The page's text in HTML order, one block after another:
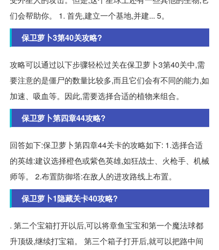
们会帮助你。 1. 首先,建立一个基地,并建... 5。
保卫萝卜3第40关攻略?
攻略可以通过以下步骤轻松过关在保卫萝卜3第40关中,需
要注意的是僵尸的数量比较多,而且它们会有不同的能力,如
加速、吸血等。因此,需要选择合适的植物来组合。
保卫萝卜第四章44攻略?
回答如下:保卫萝卜第四章44关卡的攻略如下: 1.选择合适
的英雄:建议选择橙色或紫色英雄,如狂战士、火枪手、机械
师等。 2.布置防御塔:在敌人的进攻路线上布置。
保卫萝卜1隐藏关卡40攻略?
. 第二个宝箱打开以后,可以将章鱼宝宝和第一个魔法球都
升顶级,继续打宝箱。 第三个箱子打开后,就可以把路中间